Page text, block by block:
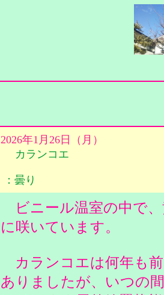
2026年1月26日（月）
カランコエ
：曇り
ビニール温室の中で
に咲いています。
カランコエは何年も
ありましたが、いつの